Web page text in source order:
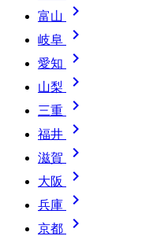
富山 
岐阜 
愛知 
山梨 
三重 
福井 
滋賀 
大阪 
兵庫 
京都 